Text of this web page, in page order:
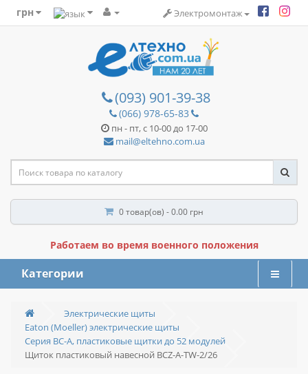
грн Электромонтаж
(093) 901-39-38
(066) 978-65-83
пн - пт, с 10-00 до 17-00
mail@eltehno.com.ua
0 товар(ов) - 0.00 грн
Работаем во время военного положения
Категории
Электрические щиты
Eaton (Moeller) электрические щиты
Серия BC-A, пластиковые щитки до 52 модулей
Щиток пластиковый навесной BCZ-A-TW-2/26